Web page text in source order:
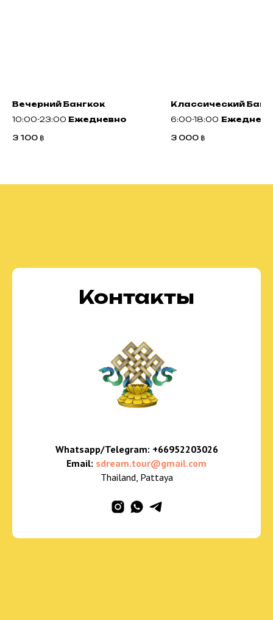
Вечерний Бангкок
10:00-23:00 Ежедневно
3 100 ฿
Классический
6:00-18:00
3 000 ฿
Контакты
Whatsapp/Telegram: +66952203026
Email: sdream.tour@gmail.com
Thailand, Pattaya